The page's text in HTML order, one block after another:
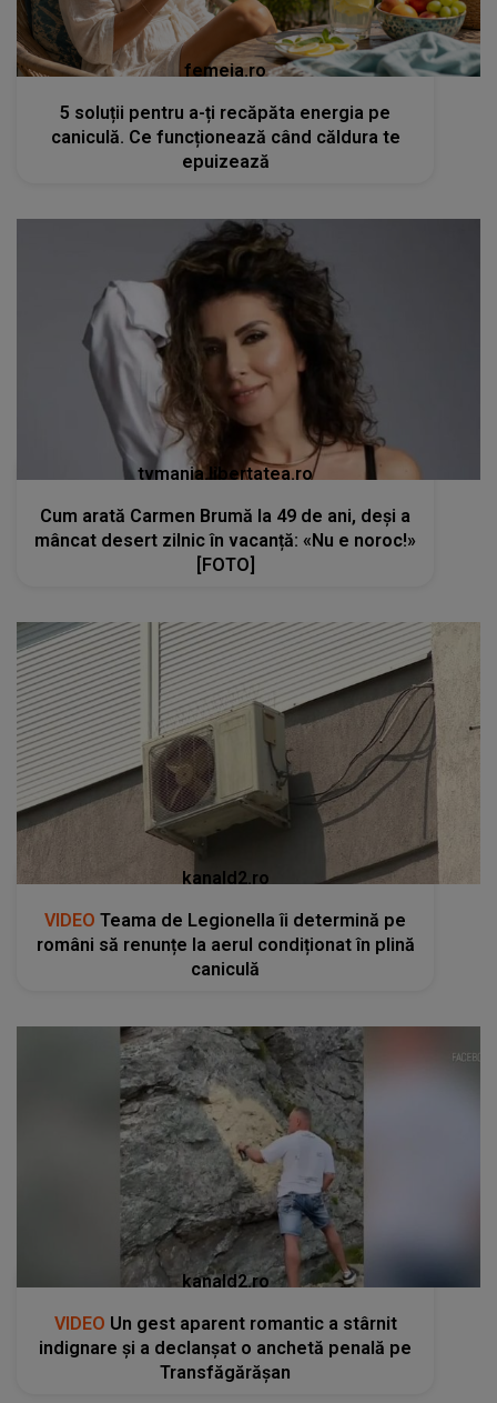
femeia.ro
5 soluții pentru a-ți recăpăta energia pe
caniculă. Ce funcționează când căldura te
epuizează
tvmania.libertatea.ro
Cum arată Carmen Brumă la 49 de ani, deși a
mâncat desert zilnic în vacanță: «Nu e noroc!»
[FOTO]
kanald2.ro
VIDEO Teama de Legionella îi determină pe
români să renunțe la aerul condiționat în plină
caniculă
kanald2.ro
VIDEO Un gest aparent romantic a stârnit
indignare și a declanșat o anchetă penală pe
Transfăgărășan